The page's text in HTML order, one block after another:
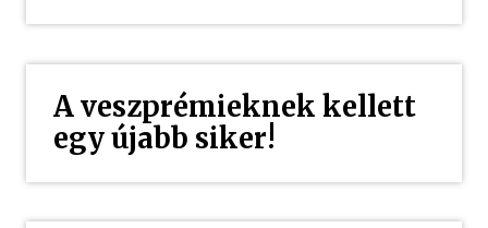
A veszprémieknek kellett
egy újabb siker!